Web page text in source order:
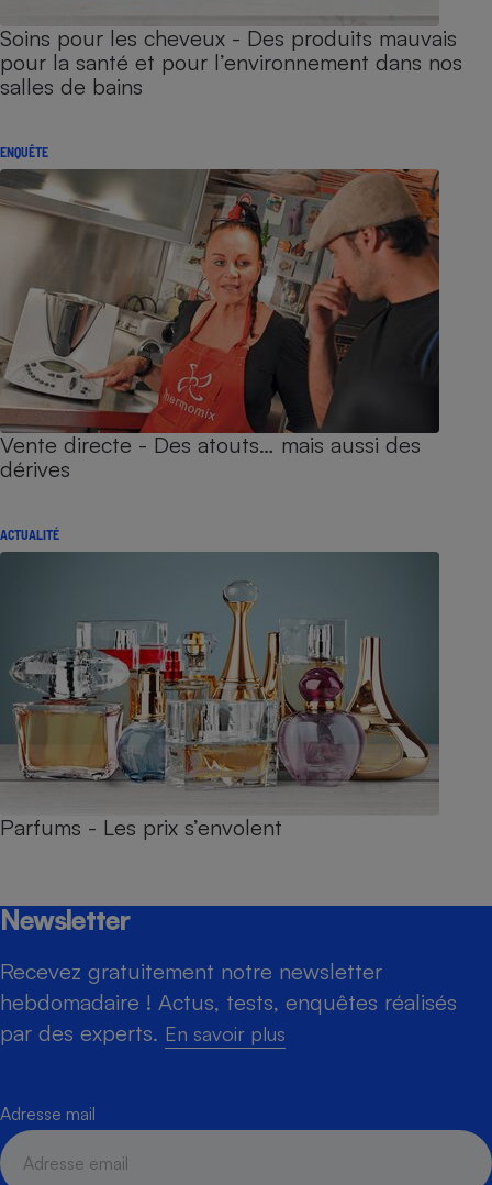
Soins pour les cheveux - Des produits mauvais
pour la santé et pour l’environnement dans nos
salles de bains
ENQUÊTE
Vente directe - Des atouts… mais aussi des
dérives
ACTUALITÉ
Parfums - Les prix s’envolent
Newsletter
Recevez gratuitement notre newsletter
hebdomadaire ! Actus, tests, enquêtes réalisés
par des experts. En savoir plus
Adresse mail